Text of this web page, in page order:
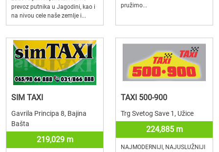
prevoz putnika u Jagodini, kao i
na nivou cele naše zemlje i...
pružimo...
SIM TAXI
Gavrila Principa 8, Bajina
Bašta
219,029 m
TAXI 500-900
Trg Svetog Save 1, Užice
224,885 m
NAJMODERNIJI, NAJUSLUŽNIJI